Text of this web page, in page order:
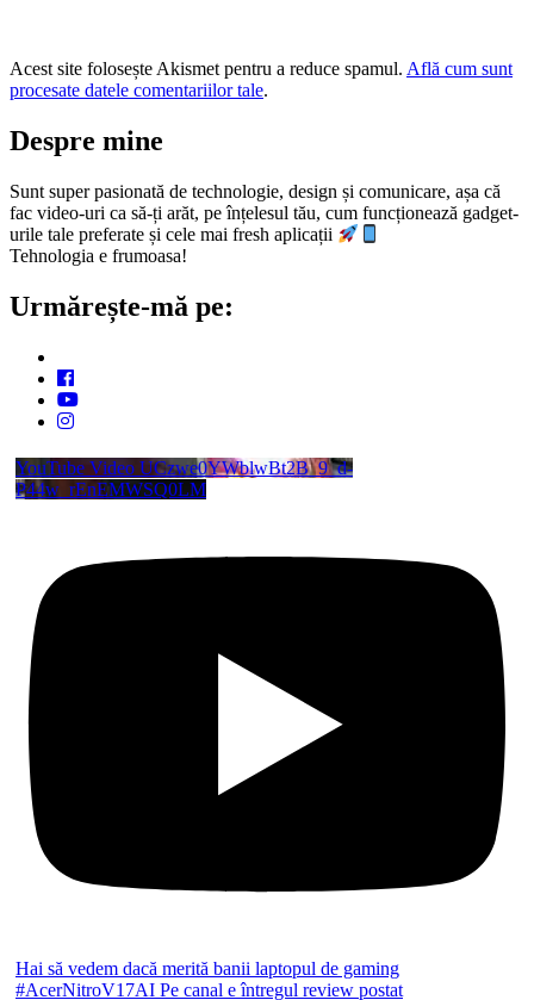
Acest site folosește Akismet pentru a reduce spamul. Află cum sunt
procesate datele comentariilor tale.
Despre mine
Sunt super pasionată de technologie, design și comunicare, așa că
fac video-uri ca să-ți arăt, pe înțelesul tău, cum funcționează gadget-
urile tale preferate și cele mai fresh aplicații
Tehnologia e frumoasa!
Urmărește-mă pe:
YouTube Video UCzwe0YWblwBt2B_9_d-
P44w_rEnEMWSQ0LM
Hai să vedem dacă merită banii laptopul de gaming
#AcerNitroV17AI Pe canal e întregul review postat